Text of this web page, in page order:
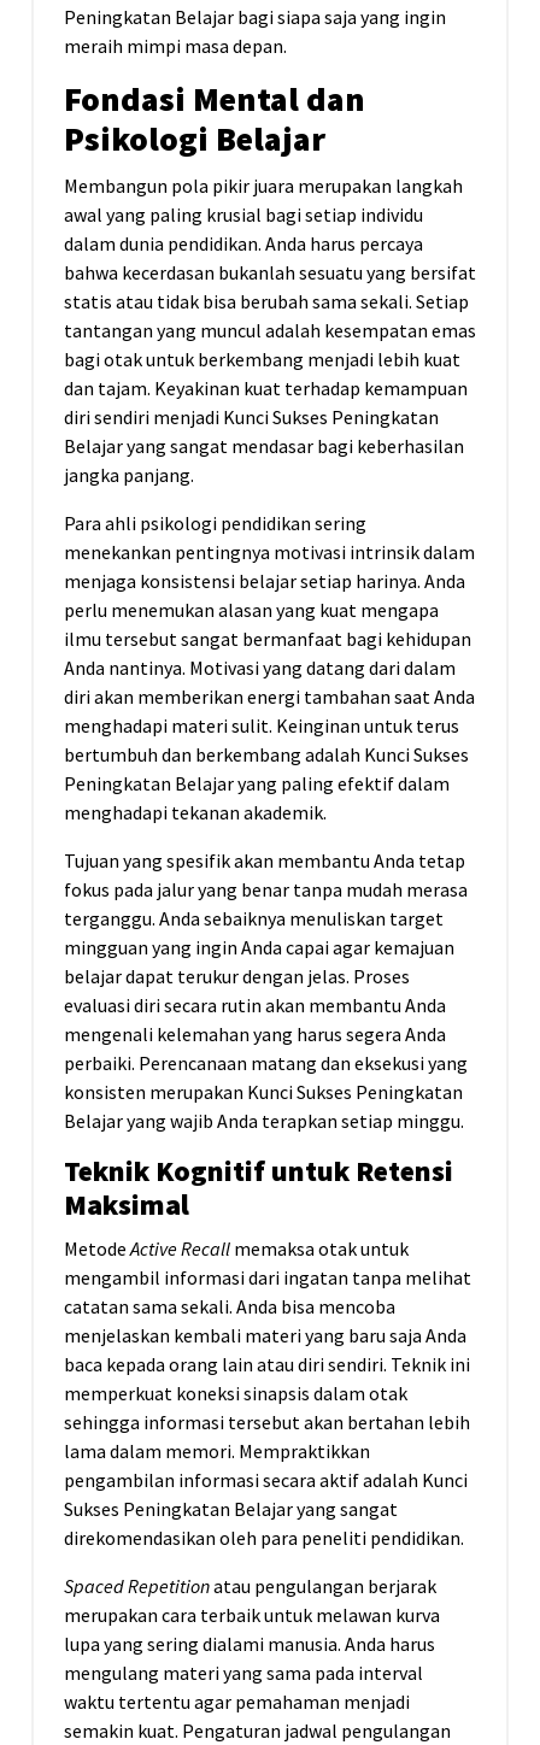
Peningkatan Belajar bagi siapa saja yang ingin
meraih mimpi masa depan.
Fondasi Mental dan
Psikologi Belajar
Membangun pola pikir juara merupakan langkah
awal yang paling krusial bagi setiap individu
dalam dunia pendidikan. Anda harus percaya
bahwa kecerdasan bukanlah sesuatu yang bersifat
statis atau tidak bisa berubah sama sekali. Setiap
tantangan yang muncul adalah kesempatan emas
bagi otak untuk berkembang menjadi lebih kuat
dan tajam. Keyakinan kuat terhadap kemampuan
diri sendiri menjadi Kunci Sukses Peningkatan
Belajar yang sangat mendasar bagi keberhasilan
jangka panjang.
Para ahli psikologi pendidikan sering
menekankan pentingnya motivasi intrinsik dalam
menjaga konsistensi belajar setiap harinya. Anda
perlu menemukan alasan yang kuat mengapa
ilmu tersebut sangat bermanfaat bagi kehidupan
Anda nantinya. Motivasi yang datang dari dalam
diri akan memberikan energi tambahan saat Anda
menghadapi materi sulit. Keinginan untuk terus
bertumbuh dan berkembang adalah Kunci Sukses
Peningkatan Belajar yang paling efektif dalam
menghadapi tekanan akademik.
Tujuan yang spesifik akan membantu Anda tetap
fokus pada jalur yang benar tanpa mudah merasa
terganggu. Anda sebaiknya menuliskan target
mingguan yang ingin Anda capai agar kemajuan
belajar dapat terukur dengan jelas. Proses
evaluasi diri secara rutin akan membantu Anda
mengenali kelemahan yang harus segera Anda
perbaiki. Perencanaan matang dan eksekusi yang
konsisten merupakan Kunci Sukses Peningkatan
Belajar yang wajib Anda terapkan setiap minggu.
Teknik Kognitif untuk Retensi
Maksimal
MetodeActive Recall memaksa otak untuk
mengambil informasi dari ingatan tanpa melihat
catatan sama sekali. Anda bisa mencoba
menjelaskan kembali materi yang baru saja Anda
baca kepada orang lain atau diri sendiri. Teknik ini
memperkuat koneksi sinapsis dalam otak
sehingga informasi tersebut akan bertahan lebih
lama dalam memori. Mempraktikkan
pengambilan informasi secara aktif adalah Kunci
Sukses Peningkatan Belajar yang sangat
direkomendasikan oleh para peneliti pendidikan.
Spaced Repetitionatau pengulangan berjarak
merupakan cara terbaik untuk melawan kurva
lupa yang sering dialami manusia. Anda harus
mengulang materi yang sama pada interval
waktu tertentu agar pemahaman menjadi
semakin kuat. Pengaturan jadwal pengulangan